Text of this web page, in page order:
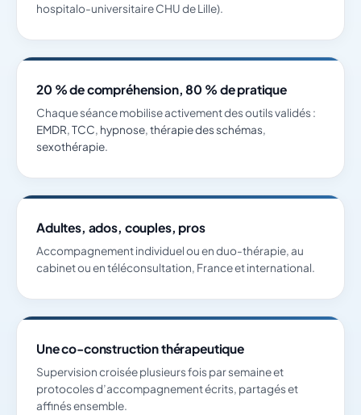
hospitalo-universitaire CHU de Lille).
20 % de compréhension, 80 % de pratique
Chaque séance mobilise activement des outils validés :
EMDR,TCC, hypnose,thérapie des schémas,
sexothérapie.
Adultes, ados, couples, pros
Accompagnement individuel ou en duo-thérapie, au
cabinet ou en téléconsultation, France et international.
Une co-construction thérapeutique
Supervision croisée plusieurs fois par semaine et
protocoles d’accompagnement écrits, partagés et
affinés ensemble.